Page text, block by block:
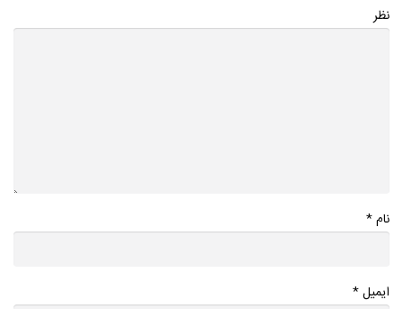
نظر
نام*
ایمیل*